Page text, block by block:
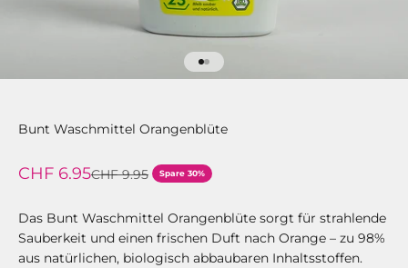
Gehe zu Element 1
Gehe zu Element 2
Bunt Waschmittel Orangenblüte
Angebot
CHF 6.95Regulärer Preis
CHF 9.95 Spare 30%
Das Bunt Waschmittel Orangenblüte sorgt für strahlende
Sauberkeit und einen frischen Duft nach Orange – zu 98%
aus natürlichen, biologisch abbaubaren Inhaltsstoffen.